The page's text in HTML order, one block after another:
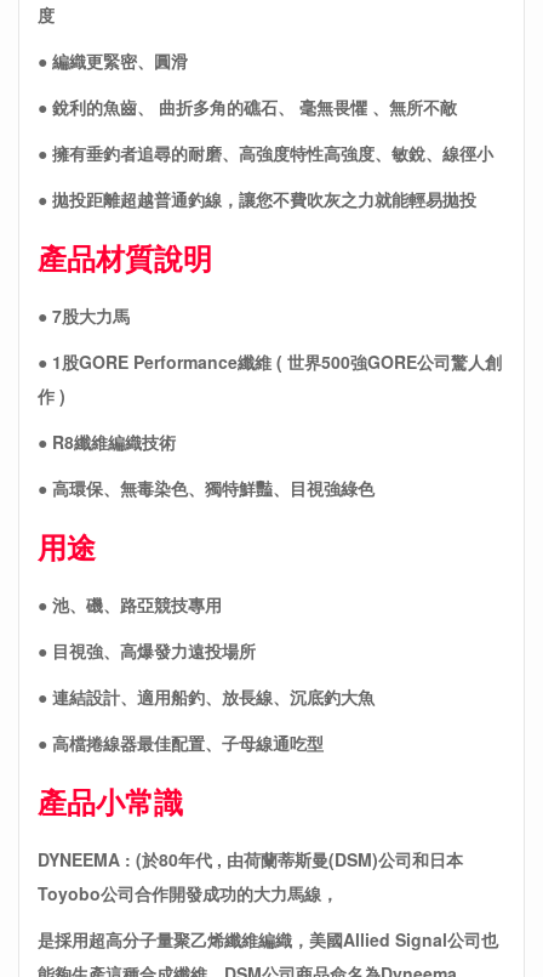
度
● 編織更緊密、圓滑
● 銳利的魚齒、 曲折多角的礁石、 毫無畏懼 、無所不敵
● 擁有垂釣者追尋的耐磨、高強度特性高強度、敏銳、線徑小
● 拋投距離超越普通釣線，讓您不費吹灰之力就能輕易拋投
產品材質說明
● 7股大力馬
● 1股GORE Performance纖維 ( 世界500強GORE公司驚人創
作 )
● R8纖維編織技術
● 高環保、無毒染色、獨特鮮豔、目視強綠色
用途
● 池、磯、路亞競技專用
● 目視強、高爆發力遠投場所
● 連結設計、適用船釣、放長線、沉底釣大魚
● 高檔捲線器最佳配置、子母線通吃型
產品小常識
DYNEEMA : (於80年代 , 由荷蘭蒂斯曼(DSM)公司和日本
Toyobo公司合作開發成功的大力馬線，
是採用超高分子量聚乙烯纖維編織，美國Allied Signal公司也